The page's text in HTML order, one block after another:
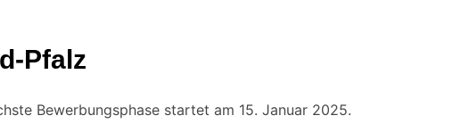
Pfalz
Bewerbungsphase startet am 15. Januar 2025.